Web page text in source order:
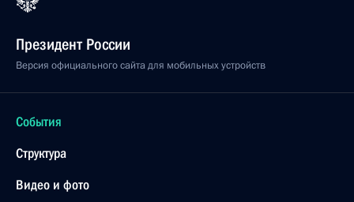
Президент России
Версия официального сайта для мобильных устройств
События
Структура
Видео и фото